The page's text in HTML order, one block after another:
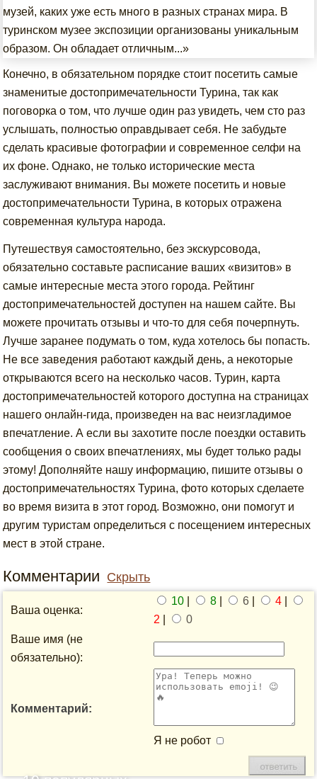
музей, каких уже есть много в разных странах мира. В
туринском музее экспозиции организованы уникальным
образом. Он обладает отличным...»
Конечно, в обязательном порядке стоит посетить самые
знаменитые достопримечательности Турина, так как
поговорка о том, что лучше один раз увидеть, чем сто раз
услышать, полностью оправдывает себя. Не забудьте
сделать красивые фотографии и современное селфи на
их фоне. Однако, не только исторические места
заслуживают внимания. Вы можете посетить и новые
достопримечательности Турина, в которых отражена
современная культура народа.
Путешествуя самостоятельно, без экскурсовода,
обязательно составьте расписание ваших «визитов» в
самые интересные места этого города. Рейтинг
достопримечательностей доступен на нашем сайте. Вы
можете прочитать отзывы и что-то для себя почерпнуть.
Лучше заранее подумать о том, куда хотелось бы попасть.
Не все заведения работают каждый день, а некоторые
открываются всего на несколько часов. Турин, карта
достопримечательностей которого доступна на страницах
нашего онлайн-гида, произведен на вас неизгладимое
впечатление. А если вы захотите после поездки оставить
сообщения о своих впечатлениях, мы будет только рады
этому! Дополняйте нашу информацию, пишите отзывы о
достопримечательностях Турина, фото которых сделаете
во время визита в этот город. Возможно, они помогут и
другим туристам определиться с посещением интересных
мест в этой стране.
Комментарии Скрыть
Ваша оценка:
10 8 6 4
2
0
Ваше имя (не
обязательно):
Комментарий:
Я не робот